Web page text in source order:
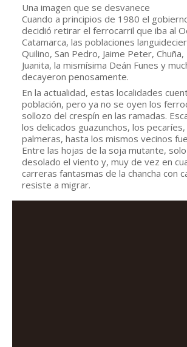
Una imagen que se desvanece
Cuando a principios de 1980 el
decidió retirar el ferrocarril que iba al
Catamarca, las poblaciones
Quilino, San Pedro, Jaime Peter, Chuña,
Juanita, la mismísima Deán Funes y
decayeron penosamente.
En la actualidad, estas localidades
población, pero ya no se oyen los
sollozo del crespín en las ramadas.
los delicados guazunchos, los
palmeras, hasta los mismos vecinos
Entre las hojas de la soja mutante,
desolado el viento y, muy de vez en
carreras fantasmas de la chancha con
resiste a migrar.